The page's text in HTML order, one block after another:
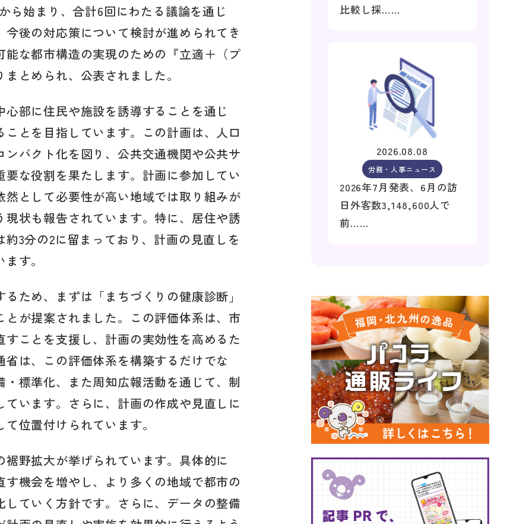
ら始まり、合計6回にわたる議論を通じ
後の対応策について検討が進められてき
な都市構造の実現のための『立適＋（プ
とめられ、公表されました。
部に住民や施設を誘導することを通じ
とを目指しています。この計画は、人口
パクト化を図り、公共交通機関や公共サ
な役割を果たします。計画に参加してい
として必要性が高い地域では取り組みが
状も報告されています。特に、居住や誘
3分の2に留まっており、計画の見直しを
す。
ため、まずは「まちづくりの健康診断」
が提案されました。この評価体系は、市
ことを支援し、計画の実効性を高めるた
は、この評価体系を構築するだけでな
標準化、また周知広報活動を通じて、制
います。さらに、計画の作成や見直しに
位置付けられています。
野拡大が挙げられています。具体的に
機会を増やし、より多くの地域で都市の
ていく方針です。さらに、データの整備
比較し採……
2026.08.08
労務・人事ニュース
2026年7月発表、6月の訪
日外客数3,148,600人で
前……